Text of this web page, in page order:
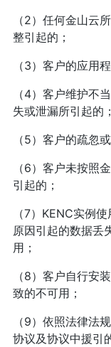
（2）任何金山云
整引起的；
（3）客户的应用
（4）客户维护不
失或泄漏所引起的；
（5）客户的疏忽
（6）客户未按照
引起的；
（7）KENC实例
原因引起的数据丢
用；
（8）客户自行安
致的不可用；
（9）依照法律法
协议及协议中援引